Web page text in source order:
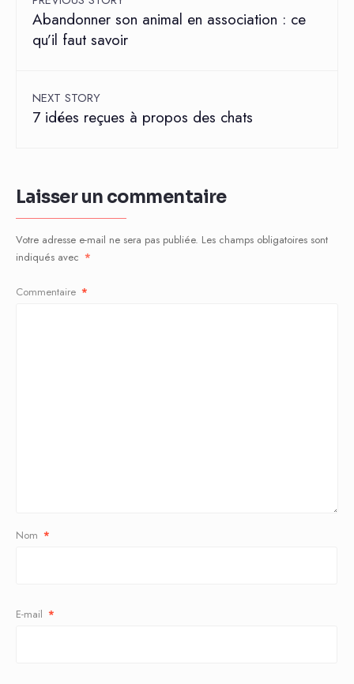
Abandonner son animal en association : ce
qu’il faut savoir
NEXT STORY
7 idées reçues à propos des chats
Laisser un commentaire
Votre adresse e-mail ne sera pas publiée. Les champs obligatoires sont
indiqués avec *
Commentaire *
Nom *
E-mail *